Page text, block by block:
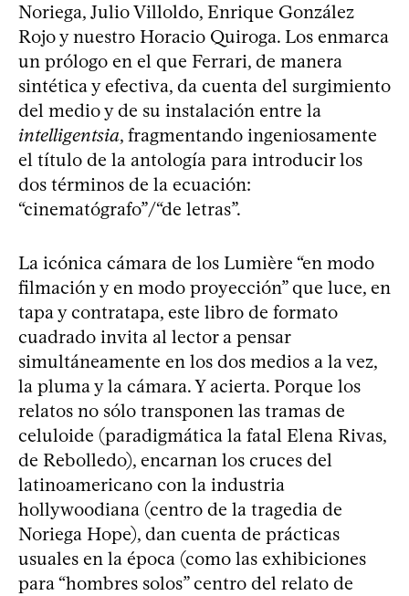
Noriega, Julio Villoldo, Enrique González
Rojo y nuestro Horacio Quiroga. Los enmarca
un prólogo en el que Ferrari, de manera
sintética y efectiva, da cuenta del surgimiento
del medio y de su instalación entre la
intelligentsia, fragmentando ingeniosamente
el título de la antología para introducir los
dos términos de la ecuación:
“cinematógrafo”/“de letras”.
La icónica cámara de los Lumière “en modo
filmación y en modo proyección” que luce, en
tapa y contratapa, este libro de formato
cuadrado invita al lector a pensar
simultáneamente en los dos medios a la vez,
la pluma y la cámara. Y acierta. Porque los
relatos no sólo transponen las tramas de
celuloide (paradigmática la fatal Elena Rivas,
de Rebolledo), encarnan los cruces del
latinoamericano con la industria
hollywoodiana (centro de la tragedia de
Noriega Hope), dan cuenta de prácticas
usuales en la época (como las exhibiciones
para “hombres solos” centro del relato de